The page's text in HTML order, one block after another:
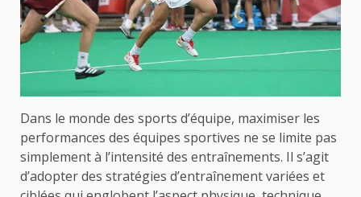
Dans le monde des sports d’équipe, maximiser les
performances des équipes sportives ne se limite pas
simplement à l’intensité des entraînements. Il s’agit
d’adopter des stratégies d’entraînement variées et